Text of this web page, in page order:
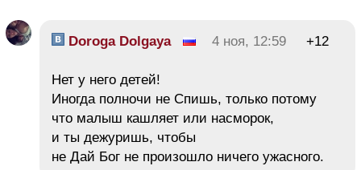
Doroga Dolgaya 4 ноя, 12:59 +12
Нет у него детей!
Иногда полночи не Спишь, только потому
что малыш кашляет или насморок,
и ты дежуришь, чтобы
не Дай Бог не произошло ничего ужасного.